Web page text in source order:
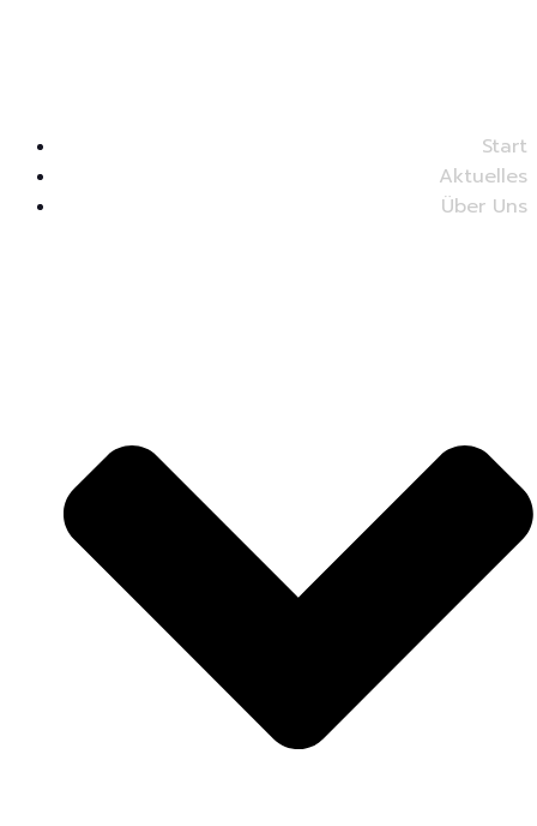
Start
Aktuelles
Über Uns